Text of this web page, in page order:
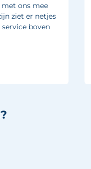
ons mee
ziet er netjes
boven